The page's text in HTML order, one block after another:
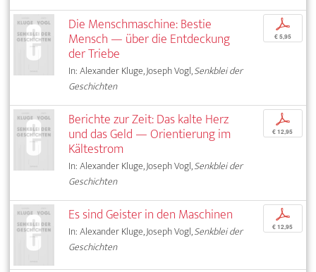
Die Menschmaschine: Bestie
Mensch — über die Entdeckung
der Triebe
In: Alexander Kluge, Joseph Vogl,Senkblei der
Geschichten
p
€ 5,95
Berichte zur Zeit: Das kalte Herz
und das Geld — Orientierung im
Kältestrom
In: Alexander Kluge, Joseph Vogl,Senkblei der
Geschichten
p
€ 12,95
Es sind Geister in den Maschinen
In: Alexander Kluge, Joseph Vogl,Senkblei der
Geschichten
p
€ 12,95